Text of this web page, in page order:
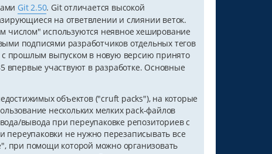
Git 2.50. Git отличается высокой
на ответвлении и слиянии веток.
числом" используются неявное хеширование
подписями разработчиков отдельных тегов
с прошлым выпуском в новую версию принято
впервые участвуют в разработке. Основные
объектов ("cruft packs"), на которые
нескольких мелких pack-файлов
вывода при переупаковке репозиториев с
не нужно перезаписывать все
при помощи которой можно организовать